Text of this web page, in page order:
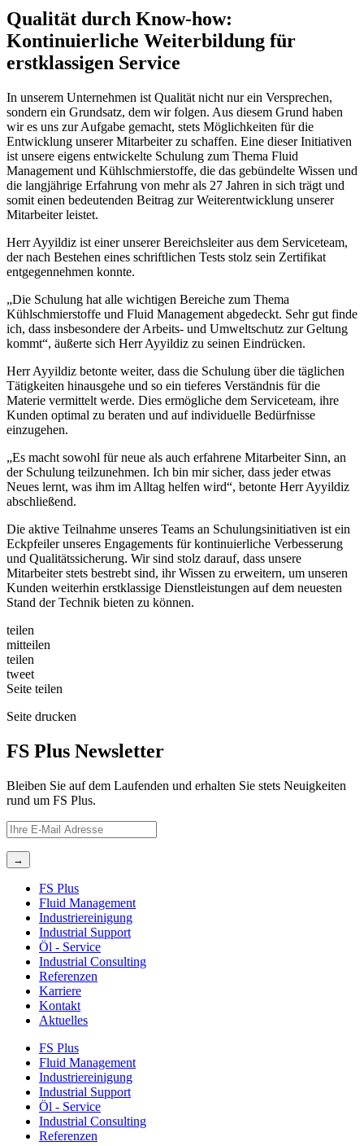
Qualität durch Know-how:
Kontinuierliche Weiterbildung für
erstklassigen Service
In unserem Unternehmen ist Qualität nicht nur ein Versprechen,
sondern ein Grundsatz, dem wir folgen. Aus diesem Grund haben
wir es uns zur Aufgabe gemacht, stets Möglichkeiten für die
Entwicklung unserer Mitarbeiter zu schaffen. Eine dieser Initiativen
ist unsere eigens entwickelte Schulung zum Thema Fluid
Management und Kühlschmierstoffe, die das gebündelte Wissen und
die langjährige Erfahrung von mehr als 27 Jahren in sich trägt und
somit einen bedeutenden Beitrag zur Weiterentwicklung unserer
Mitarbeiter leistet.
Herr Ayyildiz ist einer unserer Bereichsleiter aus dem Serviceteam,
der nach Bestehen eines schriftlichen Tests stolz sein Zertifikat
entgegennehmen konnte.
„Die Schulung hat alle wichtigen Bereiche zum Thema
Kühlschmierstoffe und Fluid Management abgedeckt. Sehr gut finde
ich, dass insbesondere der Arbeits- und Umweltschutz zur Geltung
kommt“, äußerte sich Herr Ayyildiz zu seinen Eindrücken.
Herr Ayyildiz betonte weiter, dass die Schulung über die täglichen
Tätigkeiten hinausgehe und so ein tieferes Verständnis für die
Materie vermittelt werde. Dies ermögliche dem Serviceteam, ihre
Kunden optimal zu beraten und auf individuelle Bedürfnisse
einzugehen.
„Es macht sowohl für neue als auch erfahrene Mitarbeiter Sinn, an
der Schulung teilzunehmen. Ich bin mir sicher, dass jeder etwas
Neues lernt, was ihm im Alltag helfen wird“, betonte Herr Ayyildiz
abschließend.
Die aktive Teilnahme unseres Teams an Schulungsinitiativen ist ein
Eckpfeiler unseres Engagements für kontinuierliche Verbesserung
und Qualitätssicherung. Wir sind stolz darauf, dass unsere
Mitarbeiter stets bestrebt sind, ihr Wissen zu erweitern, um unseren
Kunden weiterhin erstklassige Dienstleistungen auf dem neuesten
Stand der Technik bieten zu können.
teilen
mitteilen
teilen
tweet
Seite teilen
Seite drucken
FS Plus Newsletter
Bleiben Sie auf dem Laufenden und erhalten Sie stets Neuigkeiten
rund um FS Plus.
FS Plus
Fluid Management
Industriereinigung
Industrial Support
Öl ‐ Service
Industrial Consulting
Referenzen
Karriere
Kontakt
Aktuelles
FS Plus
Fluid Management
Industriereinigung
Industrial Support
Öl ‐ Service
Industrial Consulting
Referenzen